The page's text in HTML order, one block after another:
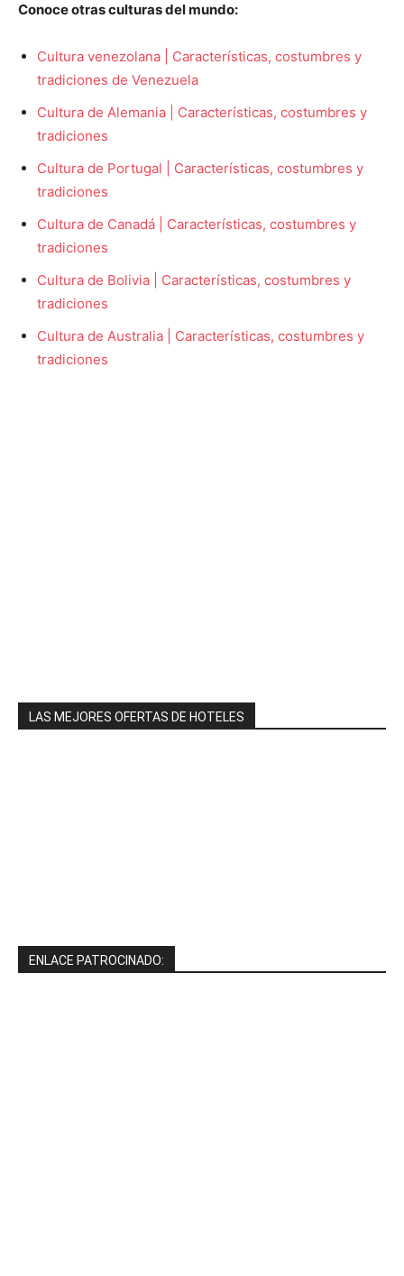
Conoce otras culturas del mundo:
Cultura venezolana | Características, costumbres y
tradiciones de Venezuela
Cultura de Alemania | Características, costumbres y
tradiciones
Cultura de Portugal | Características, costumbres y
tradiciones
Cultura de Canadá | Características, costumbres y
tradiciones
Cultura de Bolivia | Características, costumbres y
tradiciones
Cultura de Australia | Características, costumbres y
tradiciones
LAS MEJORES OFERTAS DE HOTELES
ENLACE PATROCINADO: